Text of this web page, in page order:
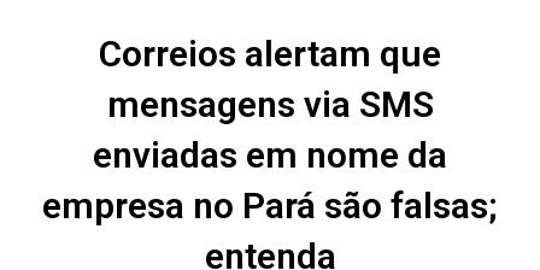
Correios alertam que
mensagens via SMS
enviadas em nome da
empresa no Pará são falsas;
entenda